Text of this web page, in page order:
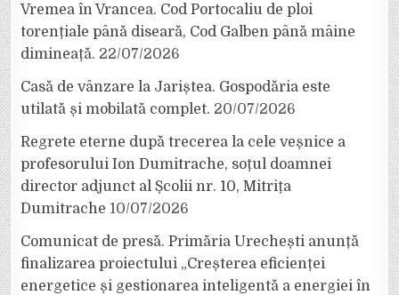
Vremea în Vrancea. Cod Portocaliu de ploi
torențiale până diseară, Cod Galben până mâine
dimineață. 22/07/2026
Casă de vânzare la Jariștea. Gospodăria este
utilată și mobilată complet. 20/07/2026
Regrete eterne după trecerea la cele veșnice a
profesorului Ion Dumitrache, soțul doamnei
director adjunct al Școlii nr. 10, Mitrița
Dumitrache 10/07/2026
Comunicat de presă. Primăria Urechești anunță
finalizarea proiectului „Creșterea eficienței
energetice și gestionarea inteligentă a energiei în